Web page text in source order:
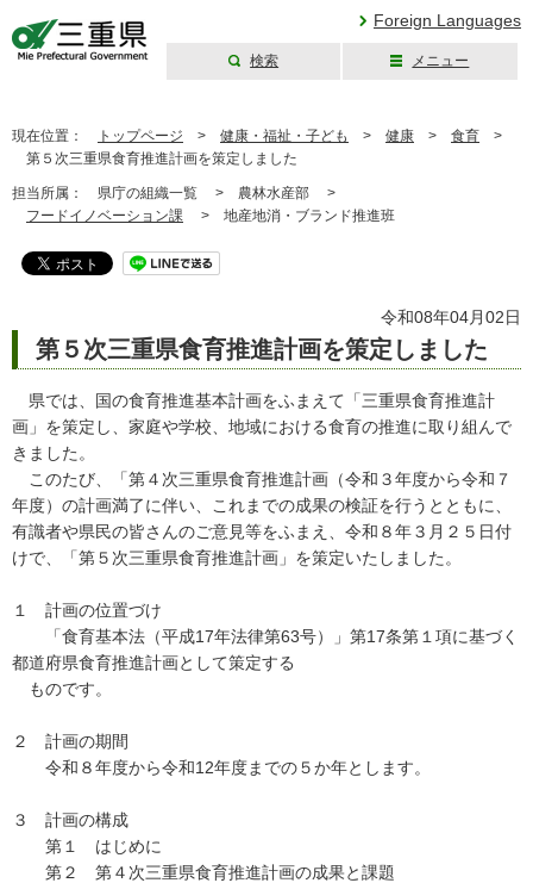
Foreign Languages
検索 メニュー
現在位置： トップページ > 健康・福祉・子ども > 健康 > 食育 >
第５次三重県食育推進計画を策定しました
担当所属： 県庁の組織一覧 > 農林水産部 >
フードイノベーション課 > 地産地消・ブランド推進班
令和08年04月02日
第５次三重県食育推進計画を策定しました
県では、国の食育推進基本計画をふまえて「三重県食育推進計
画」を策定し、家庭や学校、地域における食育の推進に取り組んで
きました。
このたび、「第４次三重県食育推進計画（令和３年度から令和７
年度）の計画満了に伴い、これまでの成果の検証を行うとともに、
有識者や県民の皆さんのご意見等をふまえ、令和８年３月２５日付
けで、「第５次三重県食育推進計画」を策定いたしました。
１ 計画の位置づけ
「食育基本法（平成17年法律第63号）」第17条第１項に基づく
都道府県食育推進計画として策定する
ものです。
２ 計画の期間
令和８年度から令和12年度までの５か年とします。
３ 計画の構成
第１ はじめに
第２ 第４次三重県食育推進計画の成果と課題